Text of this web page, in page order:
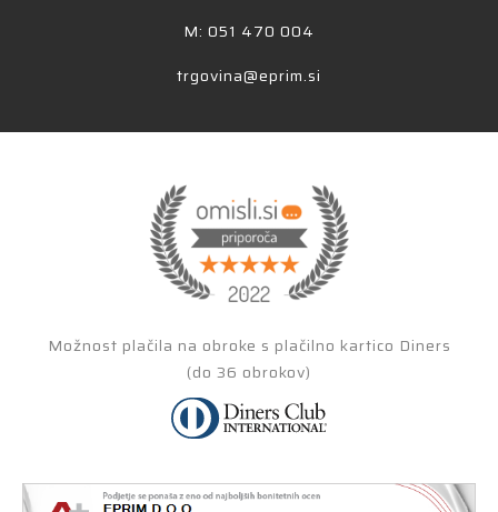
M: 051 470 004
trgovina@eprim.si
Možnost plačila na obroke s plačilno kartico Diners
(do 36 obrokov)